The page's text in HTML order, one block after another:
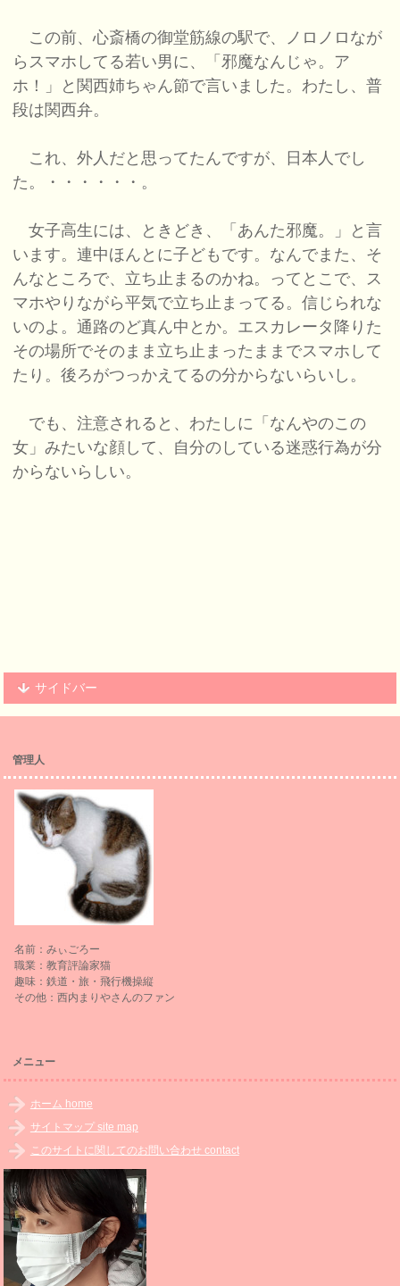
この前、心斎橋の御堂筋線の駅で、ノロノロなが
らスマホしてる若い男に、「邪魔なんじゃ。ア
ホ！」と関西姉ちゃん節で言いました。わたし、普
段は関西弁。
これ、外人だと思ってたんですが、日本人でし
た。・・・・・・。
女子高生には、ときどき、「あんた邪魔。」と言
います。連中ほんとに子どもです。なんでまた、そ
んなところで、立ち止まるのかね。ってとこで、ス
マホやりながら平気で立ち止まってる。信じられな
いのよ。通路のど真ん中とか。エスカレータ降りた
その場所でそのまま立ち止まったままでスマホして
たり。後ろがつっかえてるの分からないらいし。
でも、注意されると、わたしに「なんやのこの
女」みたいな顔して、自分のしている迷惑行為が分
からないらしい。
サイドバー
管理人
名前：みぃごろー
職業：教育評論家猫
趣味：鉄道・旅・飛行機操縦
その他：西内まりやさんのファン
メニュー
ホーム home
サイトマップ site map
このサイトに関してのお問い合わせ contact